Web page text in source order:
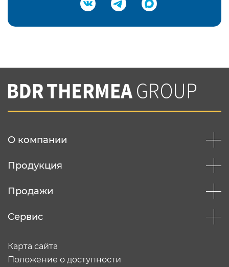
Подтвердить e-mail
Вы соглашаетесь с нашей политикой
конфеденциальности
О компании
Продукция
Продажи
Сервис
Карта сайта
Положение о доступности